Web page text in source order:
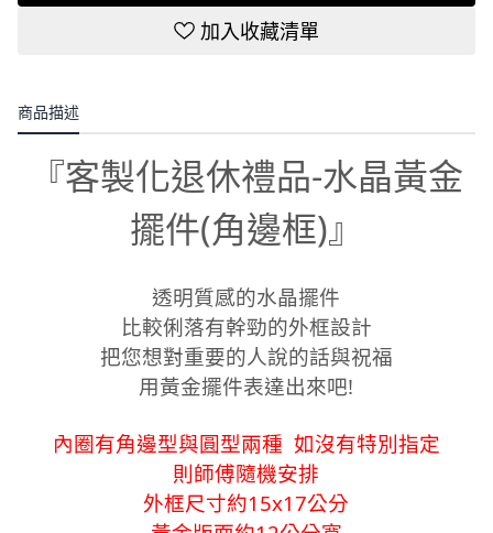
加入收藏清單
商品描述
『客製化退休禮品-水晶黃金
擺件(角邊框)』
透明質感的水晶擺件
比較俐落有幹勁的外框設計
把您想對重要的人說的話與祝福
用黃金擺件表達出來吧!
內圈有角邊型與圓型兩種 如沒有特別指定
則師傅隨機安排
外框尺寸約15x17公分